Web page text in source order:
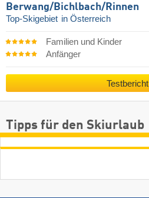
Berwang/​Bichlbach/​Rinnen
Top-Skigebiet in Österreich
Familien und Kinder
Anfänger
Testbericht
Tipps für den Skiurlaub